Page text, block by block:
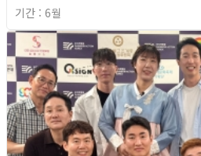
기간 : 6월